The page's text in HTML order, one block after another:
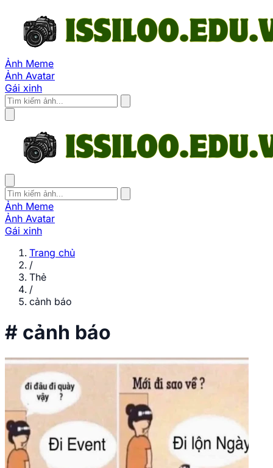
Ảnh Meme
Ảnh Avatar
Gái xinh
Ảnh Meme
Ảnh Avatar
Gái xinh
Trang chủ
/
Thẻ
/
cảnh báo
# cảnh báo